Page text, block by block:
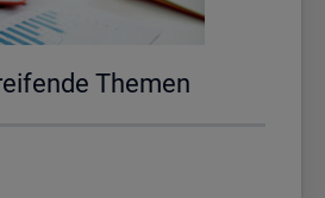
The­men